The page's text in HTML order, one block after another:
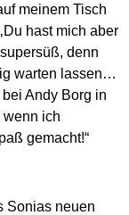
meinem Tisch
hast mich aber
denn
warten lassen…
Andy Borg in
wenn ich
gemacht!“
Sonias neuen